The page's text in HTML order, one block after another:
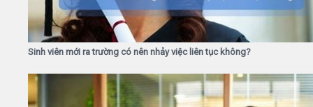
Sinh viên mới ra trường có nên nhảy việc liên tục không?